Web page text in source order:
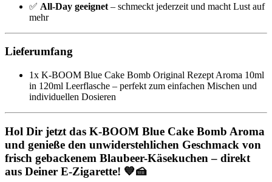
✅ All-Day geeignet – schmeckt jederzeit und macht Lust auf
mehr
Lieferumfang
1x K-BOOM Blue Cake Bomb Original Rezept Aroma 10ml
in 120ml Leerflasche – perfekt zum einfachen Mischen und
individuellen Dosieren
Hol Dir jetzt das K-BOOM Blue Cake Bomb Aroma
und genieße den unwiderstehlichen Geschmack von
frisch gebackenem Blaubeer-Käsekuchen – direkt
aus Deiner E-Zigarette! 💙🍰